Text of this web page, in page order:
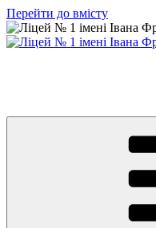
Перейти до вмісту